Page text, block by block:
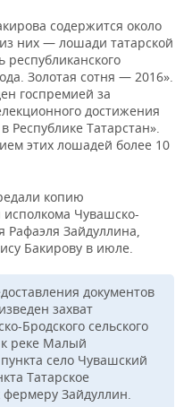
содержится около
них — лошади татарской
Золотая сотня — 2016».
госпремией за
достижения
Татарстан».
этих лошадей более 10
копию
Чувашско-
Рафаэля Зайдуллина,
Бакирову в июле.
документов
захват
Бродского сельского
реке Малый
село Чувашский
Татарское
Зайдуллин.